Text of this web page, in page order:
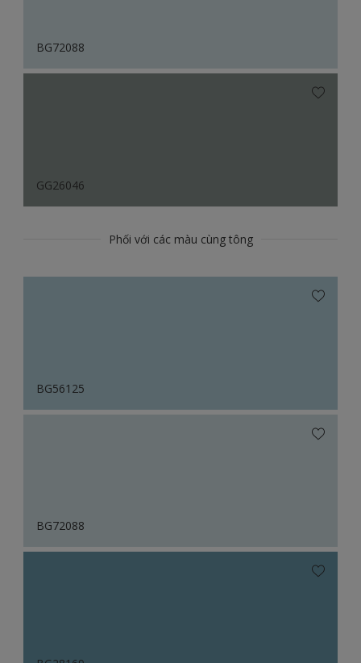
BG72088
GG26046
Phối với các màu cùng tông
BG56125
BG72088